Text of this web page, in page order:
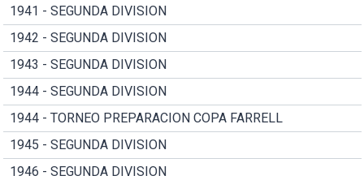
1941 - SEGUNDA DIVISION
1942 - SEGUNDA DIVISION
1943 - SEGUNDA DIVISION
1944 - SEGUNDA DIVISION
1944 - TORNEO PREPARACION COPA FARRELL
1945 - SEGUNDA DIVISION
1946 - SEGUNDA DIVISION